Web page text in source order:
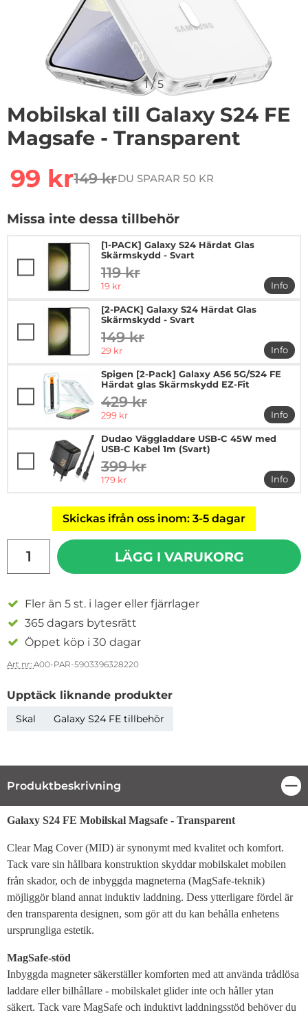
1/5
Mobilskal till Galaxy S24 FE
Magsafe - Transparent
rea pris
99 krtidigare pris
149 krDU SPARAR 50 KR
Missa inte dessa tillbehör
[1-PACK] Galaxy S24 Härdat Glas
Skärmskydd - Svart
tidigare pris
119 kr
rea pris
19 kr
Info
mer
[2-PACK] Galaxy S24 Härdat Glas
Skärmskydd - Svart
tidigare pris
149 kr
rea pris
29 kr
Info
mer
Spigen [2-Pack] Galaxy A56 5G/S24 FE
Härdat glas Skärmskydd EZ-Fit
tidigare pris
429 kr
rea pris
299 kr
Info
mer
Dudao Väggladdare USB-C 45W med
USB-C Kabel 1m (Svart)
tidigare pris
399 kr
rea pris
179 kr
Info
mer
Skickas ifrån oss inom: 3-5 dagar
LÄGG I VARUKORG
Fler än 5 st. i lager eller fjärrlager
365 dagars bytesrätt
Öppet köp i 30 dagar
Art nr: A00-PAR-5903396328220
Upptäck liknande produkter
Skal Galaxy S24 FE tillbehör
Produktbeskrivning
Produktbeskrivning
Galaxy S24 FE Mobilskal Magsafe - Transparent
Clear Mag Cover (MID) är synonymt med kvalitet och komfort.
Tack vare sin hållbara konstruktion skyddar mobilskalet mobilen
från skador, och de inbyggda magneterna (MagSafe-teknik)
möjliggör bland annat induktiv laddning. Dess ytterligare fördel är
den transparenta designen, som gör att du kan behålla enhetens
ursprungliga estetik.
MagSafe-stöd
Inbyggda magneter säkerställer komforten med att använda trådlösa
laddare eller bilhållare - mobilskalet glider inte och håller ytan
säkert. Tack vare MagSafe och induktivt laddningsstöd behöver du